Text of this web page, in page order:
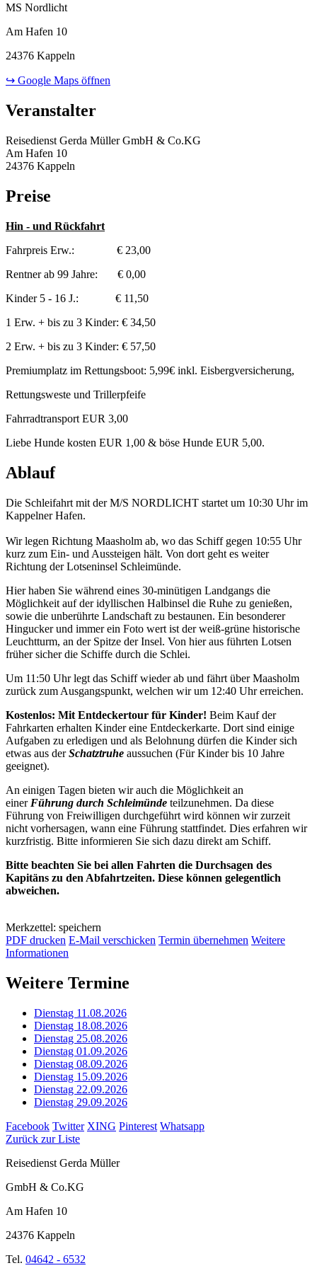
MS Nordlicht
Am Hafen 10
24376 Kappeln
↪ Google Maps öffnen
Veranstalter
Reisedienst Gerda Müller GmbH & Co.KG
Am Hafen 10
24376 Kappeln
Preise
Hin - und Rückfahrt
Fahrpreis Erw.: € 23,00
Rentner ab 99 Jahre: € 0,00
Kinder 5 - 16 J.: € 11,50
1 Erw. + bis zu 3 Kinder: € 34,50
2 Erw. + bis zu 3 Kinder: € 57,50
Premiumplatz im Rettungsboot: 5,99€ inkl. Eisbergversicherung,
Rettungsweste und Trillerpfeife
Fahrradtransport EUR 3,00
Liebe Hunde kosten EUR 1,00 & böse Hunde EUR 5,00.
Ablauf
Die Schleifahrt mit der M/S NORDLICHT startet um 10:30 Uhr im
Kappelner Hafen.
Wir legen Richtung Maasholm ab, wo das Schiff gegen 10:55 Uhr
kurz zum Ein- und Aussteigen hält. Von dort geht es weiter
Richtung der Lotseninsel Schleimünde.
Hier haben Sie während eines 30-minütigen Landgangs die
Möglichkeit auf der idyllischen Halbinsel die Ruhe zu genießen,
sowie die unberührte Landschaft zu bestaunen. Ein besonderer
Hingucker und immer ein Foto wert ist der weiß-grüne historische
Leuchtturm, an der Spitze der Insel. Von hier aus führten Lotsen
früher sicher die Schiffe durch die Schlei.
Um 11:50 Uhr legt das Schiff wieder ab und fährt über Maasholm
zurück zum Ausgangspunkt, welchen wir um 12:40 Uhr erreichen.
Kostenlos: Mit Entdeckertour für Kinder! Beim Kauf der
Fahrkarten erhalten Kinder eine Entdeckerkarte. Dort sind einige
Aufgaben zu erledigen und als Belohnung dürfen die Kinder sich
etwas aus derSchatztruhe aussuchen (Für Kinder bis 10 Jahre
geeignet).
An einigen Tagen bieten wir auch die Möglichkeit an
einer Führung durch Schleimünde teilzunehmen. Da diese
Führung von Freiwilligen durchgeführt wird können wir zurzeit
nicht vorhersagen, wann eine Führung stattfindet. Dies erfahren wir
kurzfristig. Bitte informieren Sie sich dazu direkt am Schiff.
Bitte beachten Sie bei allen Fahrten die Durchsagen des
Kapitäns zu den Abfahrtzeiten. Diese können gelegentlich
abweichen.
Merkzettel: speichern
PDF drucken E-Mail verschicken Termin übernehmen Weitere
Informationen
Weitere Termine
Dienstag 11.08.2026
Dienstag 18.08.2026
Dienstag 25.08.2026
Dienstag 01.09.2026
Dienstag 08.09.2026
Dienstag 15.09.2026
Dienstag 22.09.2026
Dienstag 29.09.2026
Facebook Twitter XING Pinterest Whatsapp
Zurück zur Liste
Reisedienst Gerda Müller
GmbH & Co.KG
Am Hafen 10
24376 Kappeln
Tel. 04642 - 6532